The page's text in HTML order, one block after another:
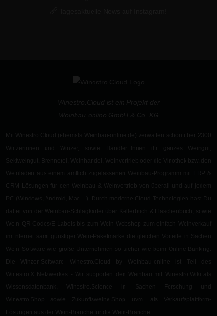
Winestro.Cloud ist ein Projekt der
Weinbau-online GmbH & Co. KG
Mit Winestro.Cloud (ehemals Weinbau-online.de) verwalten schon
über 2300
Winzerinnen und Winzer
, sowie Händler_Innen
ihr ganzes Weingut,
Sektweingut
Brennerei Weinhandel, Weinvertrieb oder die Vinothek
bzw. den
Weinladen aus einem
amtlich zugelassenen Weinbau-Programm
mit ERP &
CRM Lösungen für den Weinbau & Weinvertrieb von überall und auf jedem
PC (Windows, Android, Mac ...). Durch moderne
Cloud-Technologien
hast Du
dabei von der
Weinbau-Schlagkartei über Kellerbuch & Flaschenbuch
, sowie
Wein QR-Codes/E-Labels
bis zum Wein-Webshop zum einfach Weinverkauf
im Internet samt günstiger
Wein-Paketmarke die gleichen
Vorteile in Sachen
Wein Software wie große Unternehmen so sicher wie beim Online-Banking
Die Winzer-Software Winestro.Cloud by Weinbau-online ist Teil des
Winestro.X
Netzwerkes - Wir supporten den Weinbau mit Winestro.Wiki
Wissensdatenbank, Winestro.Science in Sachen Forschung und
Winestro.Shop sowie Zukunftsweine.Shop
uvm. als Verkaufsplattform-
Lösungen aus der Wein-Branche für die Wein-Branche.